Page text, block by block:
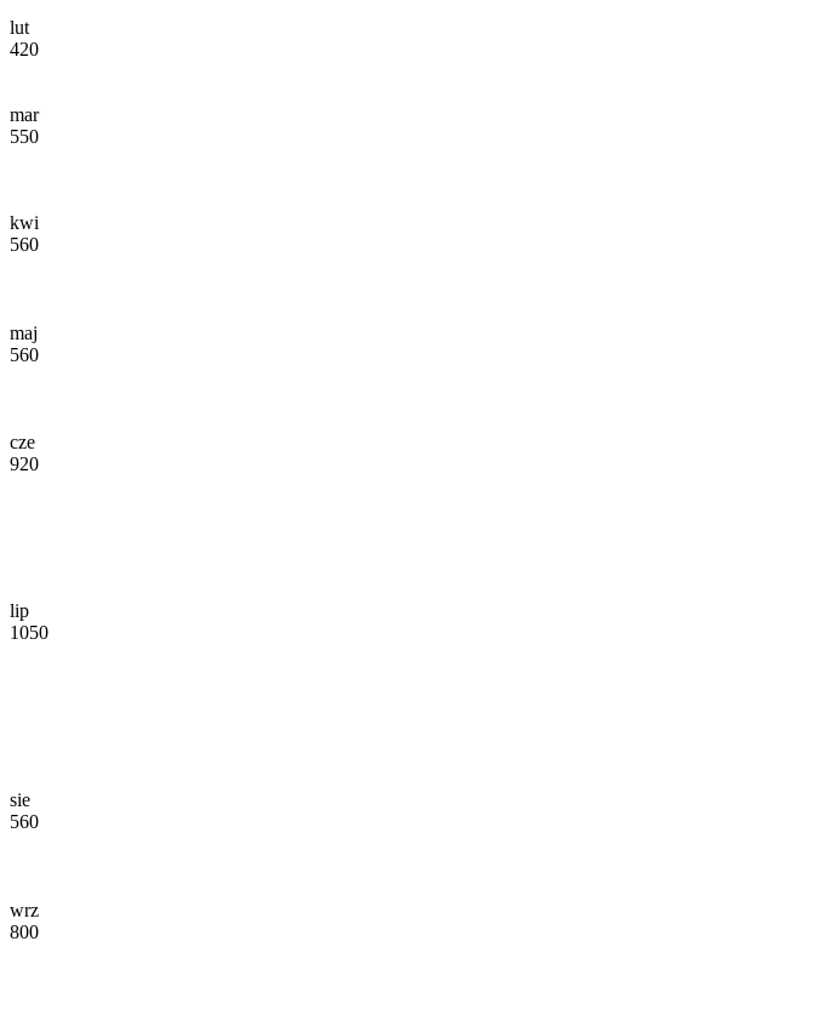
lut
420
mar
550
kwi
560
maj
560
cze
920
lip
1050
sie
560
wrz
800